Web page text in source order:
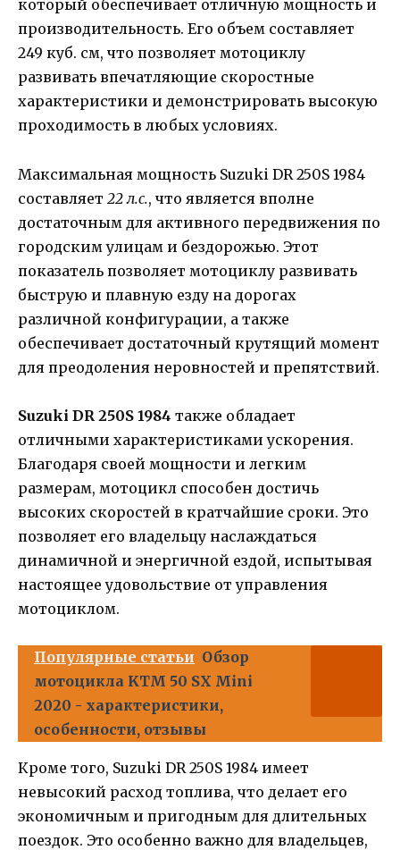
который обеспечивает отличную мощность и
производительность. Его объем составляет
249 куб. см, что позволяет мотоциклу
развивать впечатляющие скоростные
характеристики и демонстрировать высокую
проходимость в любых условиях.
Максимальная мощность Suzuki DR 250S 1984
составляет 22 л.с., что является вполне
достаточным для активного передвижения по
городским улицам и бездорожью. Этот
показатель позволяет мотоциклу развивать
быструю и плавную езду на дорогах
различной конфигурации, а также
обеспечивает достаточный крутящий момент
для преодоления неровностей и препятствий.
Suzuki DR 250S 1984 также обладает
отличными характеристиками ускорения.
Благодаря своей мощности и легким
размерам, мотоцикл способен достичь
высоких скоростей в кратчайшие сроки. Это
позволяет его владельцу наслаждаться
динамичной и энергичной ездой, испытывая
настоящее удовольствие от управления
мотоциклом.
Популярные статьи Обзор
мотоцикла KTM 50 SX Mini
2020 - характеристики,
особенности, отзывы
Кроме того, Suzuki DR 250S 1984 имеет
невысокий расход топлива, что делает его
экономичным и пригодным для длительных
поездок. Это особенно важно для владельцев,